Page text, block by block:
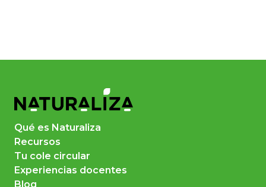
Qué es Naturaliza
Recursos
Tu cole circular
Experiencias docentes
Blog